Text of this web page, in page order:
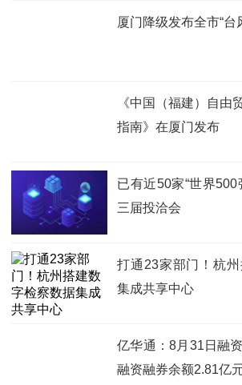
厦门降级发布全市“
《中国（福建）自由
指南》在厦门发布
已有近50家“世界
三届投洽会
打通23家部门！杭
集成共享中心
亿华通：8月31日融
融资融券余额2.81亿